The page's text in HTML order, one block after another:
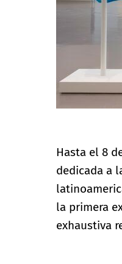
Hasta el 8
dedicada a
la primera
exhaustiva